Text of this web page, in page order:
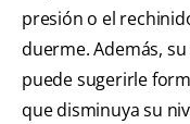
presión o el
duerme. Además,
puede sugerirle
que disminuya su